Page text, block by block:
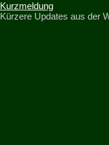
Kurzmeldung
Kürzere Updates aus der